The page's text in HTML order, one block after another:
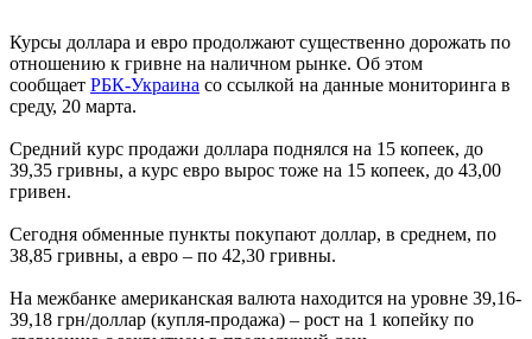
Курсы доллара и евро продолжают существенно дорожать по
отношению к гривне на наличном рынке. Об этом
сообщает РБК-Украина со ссылкой на данные мониторинга в
среду, 20 марта.
Средний курс продажи доллара поднялся на 15 копеек, до
39,35 гривны, а курс евро вырос тоже на 15 копеек, до 43,00
гривен.
Сегодня обменные пункты покупают доллар, в среднем, по
38,85 гривны, а евро – по 42,30 гривны.
На межбанке американская валюта находится на уровне 39,16-
39,18 грн/доллар (купля-продажа) – рост на 1 копейку по